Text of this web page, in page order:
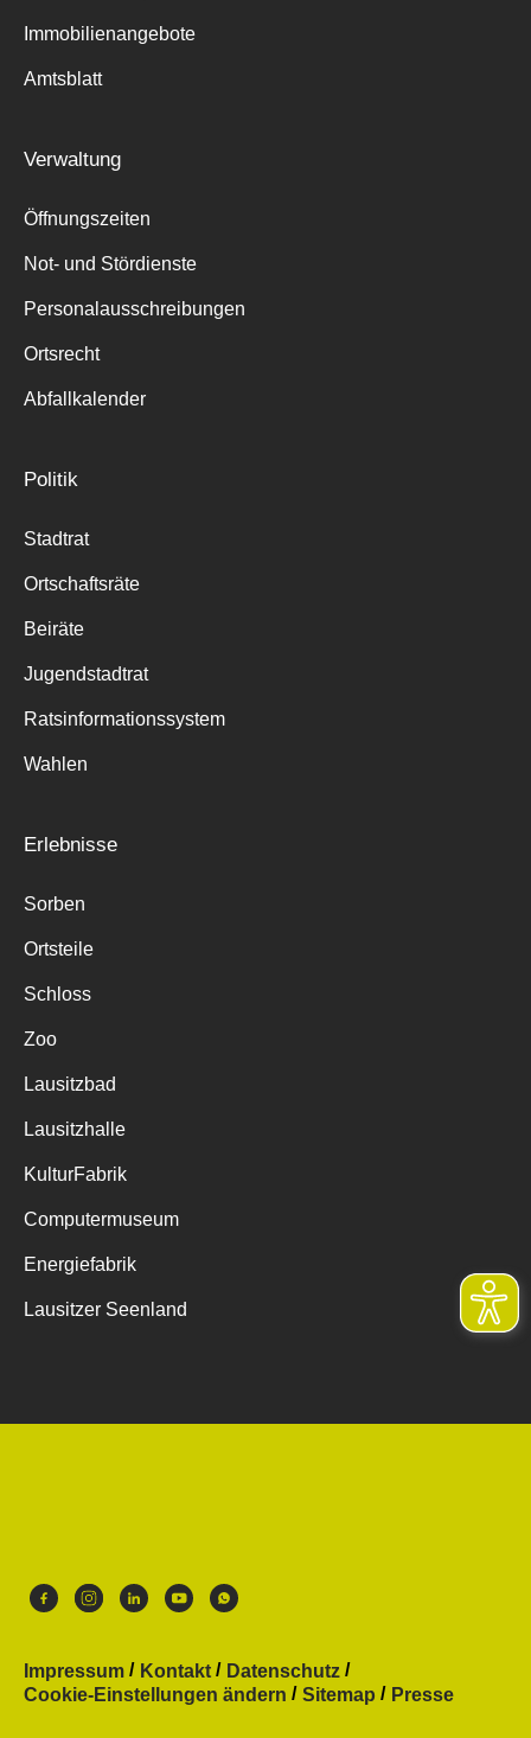
Suche
Immobilienangebote
Amtsblatt
Verwaltung
Öffnungszeiten
Not- und Stördienste
Personalausschreibungen
Ortsrecht
Abfallkalender
Politik
Stadtrat
Ortschaftsräte
Beiräte
Jugendstadtrat
Ratsinformationssystem
Wahlen
Erlebnisse
Sorben
Ortsteile
Schloss
Zoo
Lausitzbad
Lausitzhalle
KulturFabrik
Computermuseum
Energiefabrik
Lausitzer Seenland
Impressum Kontakt
Datenschutz
Cookie-Einstellungen ändern
Sitemap Presse